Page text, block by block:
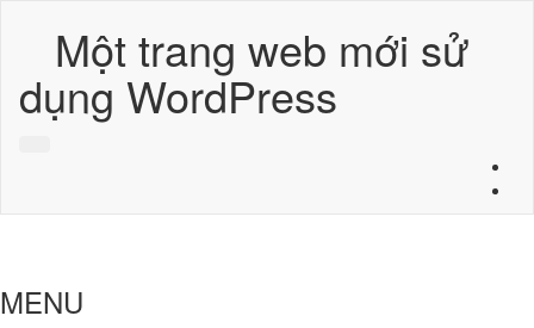
Một trang web mới sử
dụng WordPress
MENU